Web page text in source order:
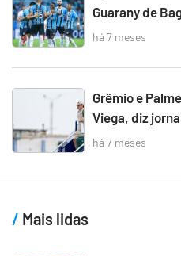
Guarany de
há 7 meses
Grêmio e
Viega, diz
há 7 meses
Mais lidas